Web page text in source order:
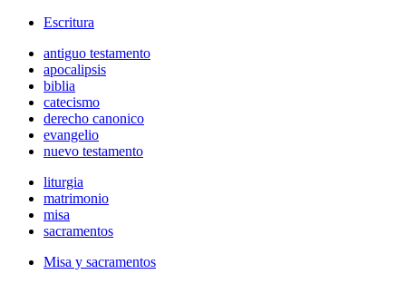
Escritura
antiguo testamento
apocalipsis
biblia
catecismo
derecho canonico
evangelio
nuevo testamento
liturgia
matrimonio
misa
sacramentos
Misa y sacramentos